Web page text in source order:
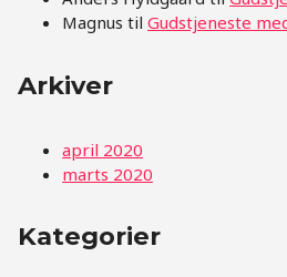
Magnus tilGudstjeneste
Arkiver
april 2020
marts 2020
Kategorier